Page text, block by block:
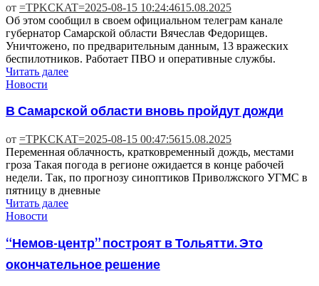
от =TPKCKAT=2025-08-15 10:24:4615.08.2025
Об этом сообщил в своем официальном телеграм канале
губернатор Самарской области Вячеслав Федорищев.
Уничтожено, по предварительным данным, 13 вражеских
беспилотников. Работает ПВО и оперативные службы.
Читать далее
Новости
В Самарской области вновь пройдут дожди
от =TPKCKAT=2025-08-15 00:47:5615.08.2025
Переменная облачность, кратковременный дождь, местами
гроза Такая погода в регионе ожидается в конце рабочей
недели. Так, по прогнозу синоптиков Приволжского УГМС в
пятницу в дневные
Читать далее
Новости
“Немов-центр” построят в Тольятти. Это
окончательное решение